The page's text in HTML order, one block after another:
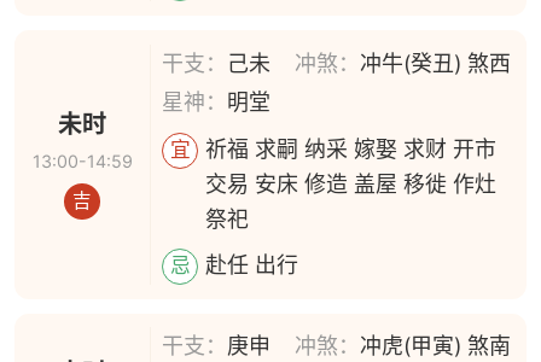
未时
13:00-14:59
吉
干支： 己未 冲煞： 冲牛(癸丑) 煞西
星神： 明堂
宜
祈福 求嗣 纳采 嫁娶 求财 开市
交易 安床 修造 盖屋 移徙 作灶
祭祀
忌 赴任 出行
干支： 庚申 冲煞： 冲虎(甲寅) 煞南